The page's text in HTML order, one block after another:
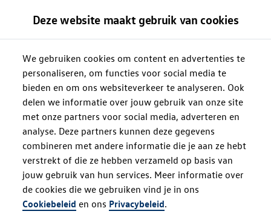
Deze website maakt gebruik van cookies
We gebruiken cookies om content en advertenties te
personaliseren, om functies voor social media te
bieden en om ons websiteverkeer te analyseren. Ook
delen we informatie over jouw gebruik van onze site
met onze partners voor social media, adverteren en
analyse. Deze partners kunnen deze gegevens
combineren met andere informatie die je aan ze hebt
verstrekt of die ze hebben verzameld op basis van
jouw gebruik van hun services. Meer informatie over
de cookies die we gebruiken vind je in ons
Cookiebeleid en ons Privacybeleid.
Oops!